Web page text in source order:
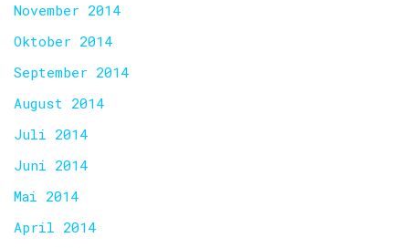
November 2014
Oktober 2014
September 2014
August 2014
Juli 2014
Juni 2014
Mai 2014
April 2014